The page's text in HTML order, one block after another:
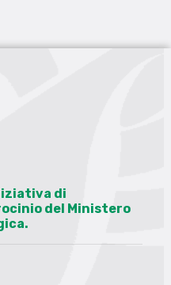
di
del Ministero